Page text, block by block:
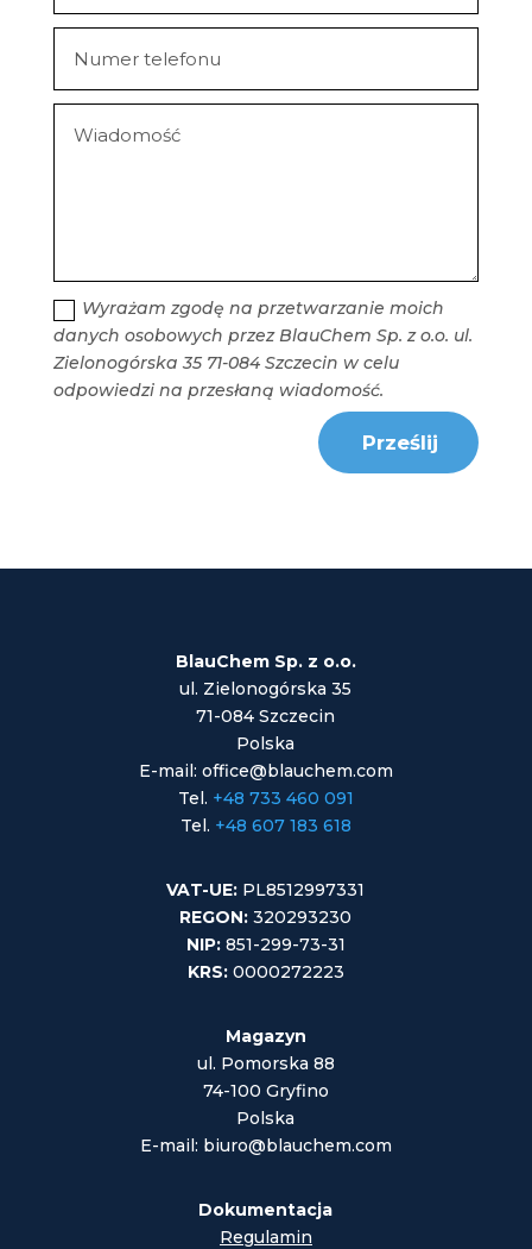
Wyrażam zgodę na przetwarzanie moich
danych osobowych przez BlauChem Sp. z o.o. ul.
Zielonogórska 35 71-084 Szczecin w celu
odpowiedzi na przesłaną wiadomość.
Prześlij
BlauChem Sp. z o.o.
ul. Zielonogórska 35
71-084 Szczecin
Polska
E-mail: office@blauchem.com
Tel. +48 733 460 091
Tel. +48 607 183 618
VAT-UE: PL8512997331
REGON: 320293230
NIP:851-299-73-31
KRS:0000272223
Magazyn
ul. Pomorska 88
74-100 Gryfino
Polska
E-mail: biuro@blauchem.com
Dokumentacja
Regulamin